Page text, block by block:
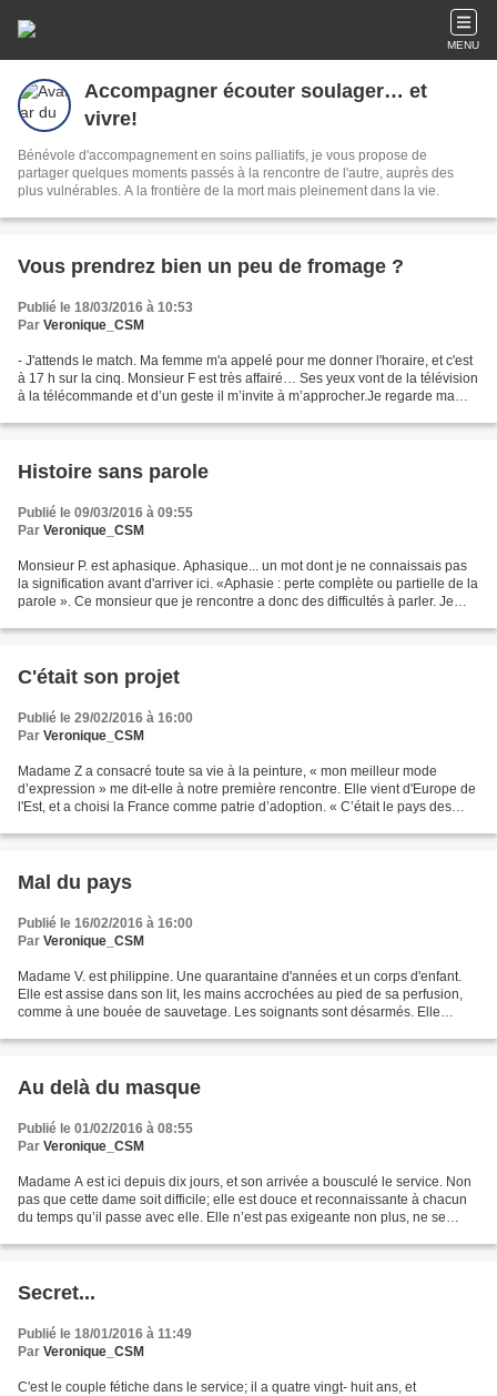
MENU
Accompagner écouter soulager… et
vivre!
Bénévole d'accompagnement en soins palliatifs, je vous propose de
partager quelques moments passés à la rencontre de l'autre, auprès des
plus vulnérables. A la frontière de la mort mais pleinement dans la vie.
Vous prendrez bien un peu de fromage ?
Publié le 18/03/2016 à 10:53
Par Veronique_CSM
- J'attends le match. Ma femme m'a appelé pour me donner l'horaire, et c'est
à 17 h sur la cinq. Monsieur F est très affairé… Ses yeux vont de la télévision
à la télécommande et d’un geste il m’invite à m’approcher.Je regarde ma
Histoire sans parole
Publié le 09/03/2016 à 09:55
Par Veronique_CSM
Monsieur P. est aphasique. Aphasique... un mot dont je ne connaissais pas
la signification avant d'arriver ici. «Aphasie : perte complète ou partielle de la
parole ». Ce monsieur que je rencontre a donc des difficultés à parler. Je
C'était son projet
Publié le 29/02/2016 à 16:00
Par Veronique_CSM
Madame Z a consacré toute sa vie à la peinture, « mon meilleur mode
d’expression » me dit-elle à notre première rencontre. Elle vient d'Europe de
l'Est, et a choisi la France comme patrie d’adoption. « C’était le pays des
Mal du pays
Publié le 16/02/2016 à 16:00
Par Veronique_CSM
Madame V. est philippine. Une quarantaine d'années et un corps d'enfant.
Elle est assise dans son lit, les mains accrochées au pied de sa perfusion,
comme à une bouée de sauvetage. Les soignants sont désarmés. Elle
Au delà du masque
Publié le 01/02/2016 à 08:55
Par Veronique_CSM
Madame A est ici depuis dix jours, et son arrivée a bousculé le service. Non
pas que cette dame soit difficile; elle est douce et reconnaissante à chacun
du temps qu’il passe avec elle. Elle n’est pas exigeante non plus, ne se
Secret...
Publié le 18/01/2016 à 11:49
Par Veronique_CSM
C'est le couple fétiche dans le service; il a quatre vingt- huit ans, et